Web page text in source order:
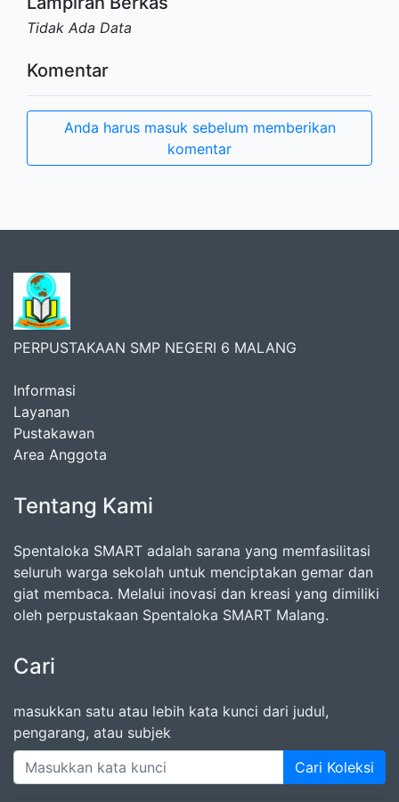
Tidak Ada Data
Komentar
Anda harus masuk sebelum memberikan
komentar
PERPUSTAKAAN SMP NEGERI 6 MALANG
Informasi
Layanan
Pustakawan
Area Anggota
Tentang Kami
Spentaloka SMART adalah sarana yang memfasilitasi
seluruh warga sekolah untuk menciptakan gemar dan
giat membaca. Melalui inovasi dan kreasi yang dimiliki
oleh perpustakaan Spentaloka SMART Malang.
Cari
masukkan satu atau lebih kata kunci dari judul,
pengarang, atau subjek
Cari Koleksi